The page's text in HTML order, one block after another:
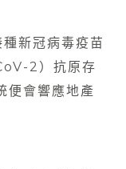
新冠病毒疫苗
2）抗原存
便會響應地產